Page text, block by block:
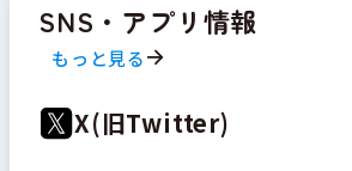
SNS・アプリ情報
もっと見る
X(旧Twitter)